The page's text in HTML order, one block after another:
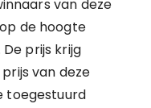
van deze
de hoogte
prijs krijg
van deze
toegestuurd